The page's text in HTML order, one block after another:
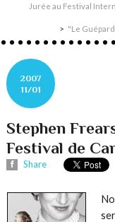
Jurée au Festival
"Le
2007
11/01
Stephen
Festival de
Share